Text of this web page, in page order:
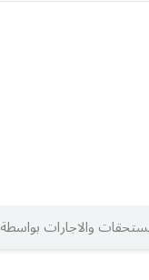
والاجارات بواسطة